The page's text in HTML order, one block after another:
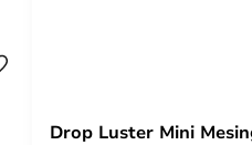
Drop Luster Mini